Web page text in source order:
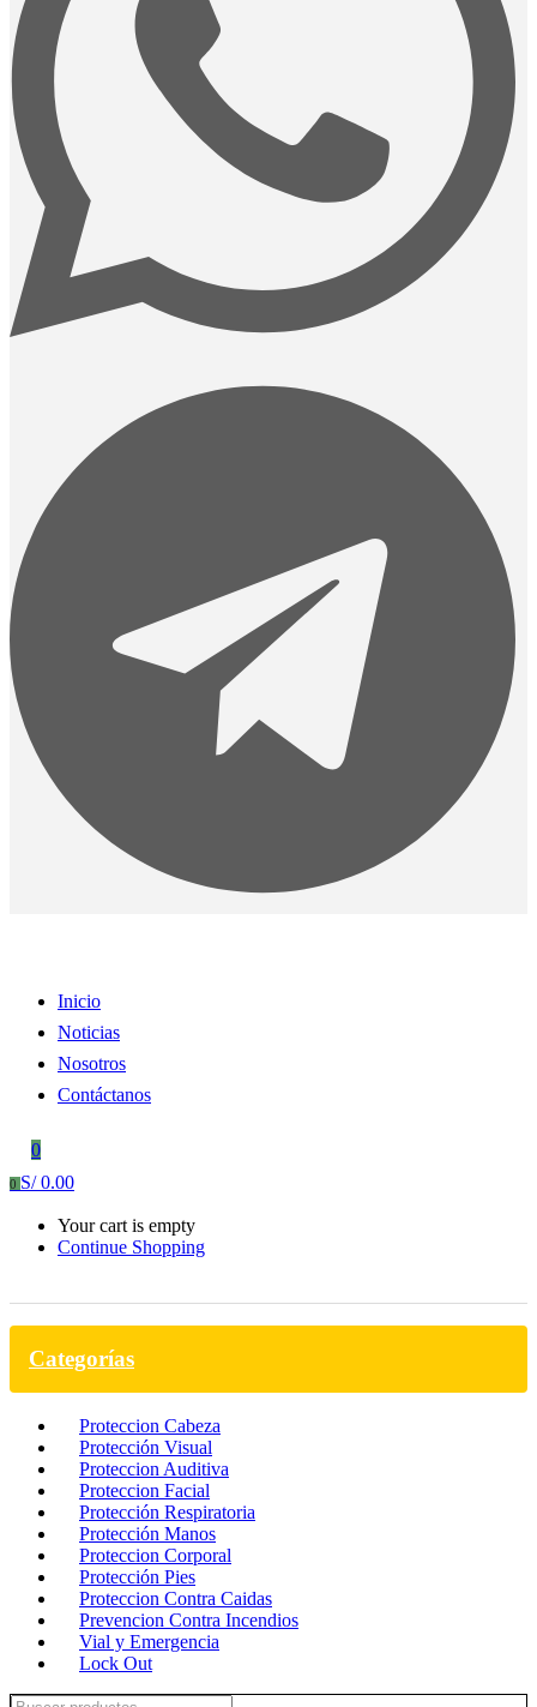
Inicio
Noticias
Nosotros
Contáctanos
0
0 S/0.00
Your cart is empty
Continue Shopping
Categorías
Proteccion Cabeza
Protección Visual
Proteccion Auditiva
Proteccion Facial
Protección Respiratoria
Protección Manos
Proteccion Corporal
Protección Pies
Proteccion Contra Caidas
Prevencion Contra Incendios
Vial y Emergencia
Lock Out